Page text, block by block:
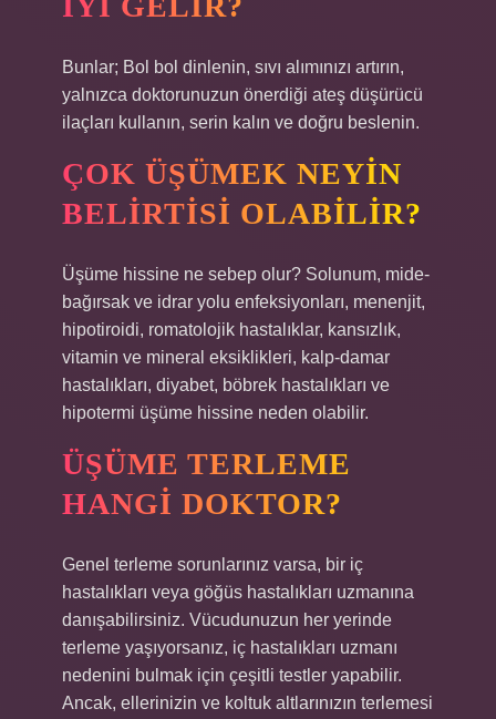
Bunlar; Bol bol dinlenin, sıvı alımınızı artırın,
yalnızca doktorunuzun önerdiği ateş düşürücü
ilaçları kullanın, serin kalın ve doğru beslenin.
ÇOK ÜŞÜMEK NEYIN
BELIRTISI OLABILIR?
Üşüme hissine ne sebep olur? Solunum, mide-
bağırsak ve idrar yolu enfeksiyonları, menenjit,
hipotiroidi, romatolojik hastalıklar, kansızlık,
vitamin ve mineral eksiklikleri, kalp-damar
hastalıkları, diyabet, böbrek hastalıkları ve
hipotermi üşüme hissine neden olabilir.
ÜŞÜME TERLEME
HANGI DOKTOR?
Genel terleme sorunlarınız varsa, bir iç
hastalıkları veya göğüs hastalıkları uzmanına
danışabilirsiniz. Vücudunuzun her yerinde
terleme yaşıyorsanız, iç hastalıkları uzmanı
nedenini bulmak için çeşitli testler yapabilir.
Ancak, ellerinizin ve koltuk altlarınızın terlemesi